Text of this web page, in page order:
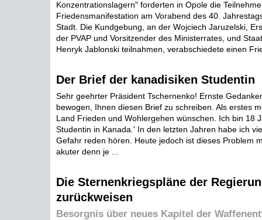
Konzentrationslagern" forderten in Opole die
Friedensmanifestation am Vorabend des 40.
Stadt. Die Kundgebung, an der Wojciech Jaruzelski,
der PVAP und Vorsitzender des Ministerrates, und
Henryk Jablonski teilnahmen, verabschiedete einen
Der Brief der kanadisiken Studentin
Sehr geehrter Präsident Tschernenko! Ernste
bewogen, Ihnen diesen Brief zu schreiben. Als erstes
Land Frieden und Wohlergehen wünschen. Ich bin 18
Studentin in Kanada.' In den letzten Jahren habe ich
Gefahr reden hören. Heute jedoch ist dieses Problem
akuter denn je ...
Die Sternenkriegspläne der
zurückweisen
Besorgnis über neues Kapitel der